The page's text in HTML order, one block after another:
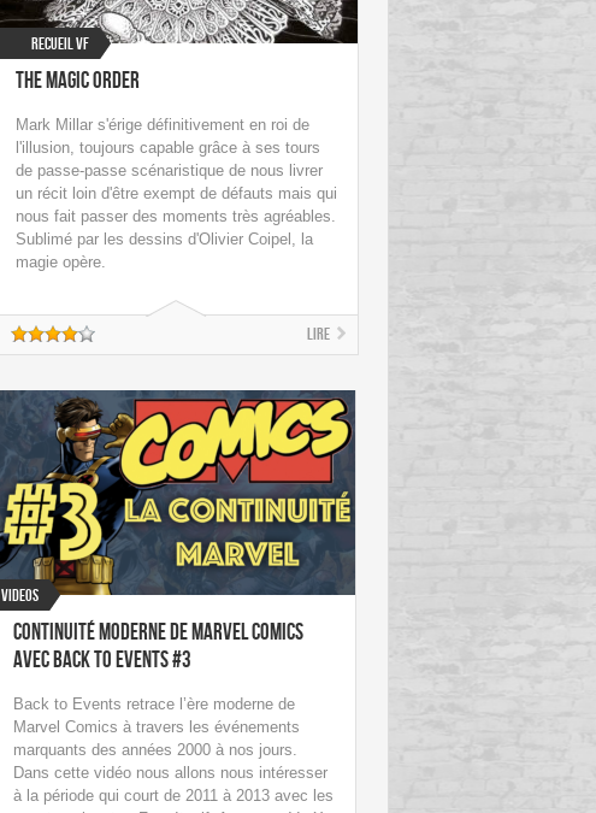
Recueil VF
The Magic Order
Mark Millar s'érige définitivement en roi de
l'illusion, toujours capable grâce à ses tours
de passe-passe scénaristique de nous livrer
un récit loin d'être exempt de défauts mais qui
nous fait passer des moments très agréables.
Sublimé par les dessins d'Olivier Coipel, la
magie opère.
Lire
Videos
Continuité Moderne de Marvel Comics
avec Back To Events #3
Back to Events retrace l’ère moderne de
Marvel Comics à travers les événements
marquants des années 2000 à nos jours.
Dans cette vidéo nous allons nous intéresser
à la période qui court de 2011 à 2013 avec les